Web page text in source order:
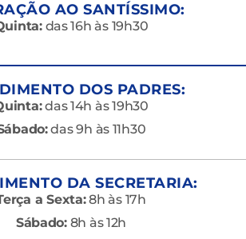
AO SANTÍSSIMO:
das 16h às 19h30
DOS PADRES:
das 14h às 19h30
das 9h às 11h30
DA SECRETARIA:
a Sexta:8h às 17h
Sábado:8h às 12h